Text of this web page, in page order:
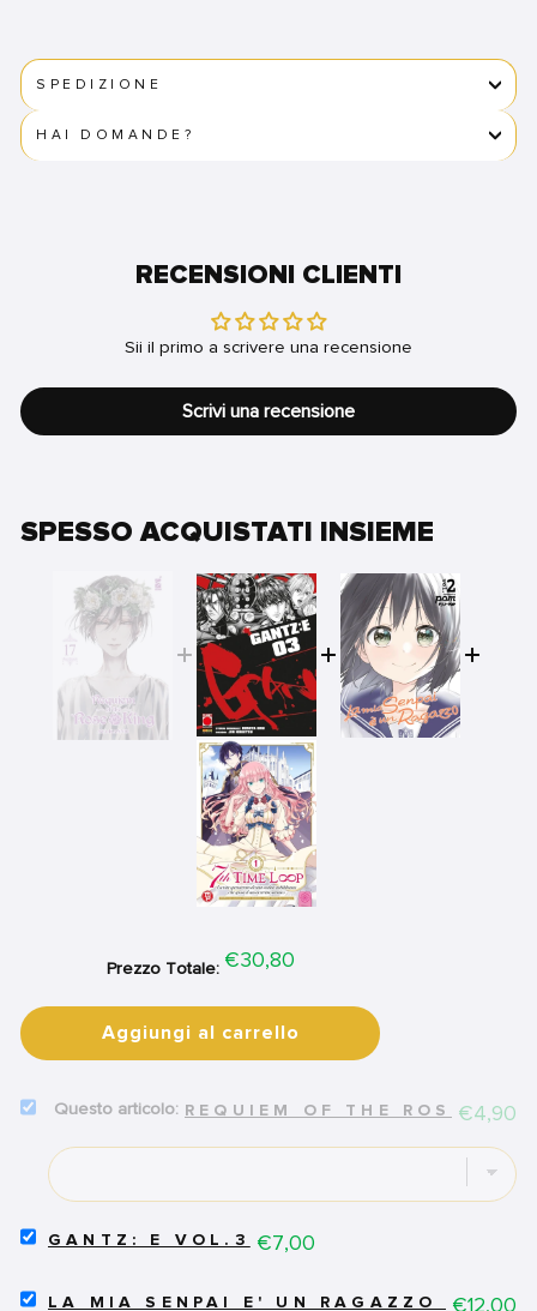
SPEDIZIONE
HAI DOMANDE?
RECENSIONI CLIENTI
Sii il primo a scrivere una recensione
Scrivi una recensione
SPESSO ACQUISTATI INSIEME
Prezzo Totale: Price
€30,80
Aggiungi al carrello
SELECT
THE
ROSE
17
REQUIEM OF THE ROSEPrice
€4,90
SELECT
VOL.3
GANTZ: E VOL.3 Price
€7,00
SELECT
LA MIA SENPAI E' UN RAGAZZO -Price
€12,00